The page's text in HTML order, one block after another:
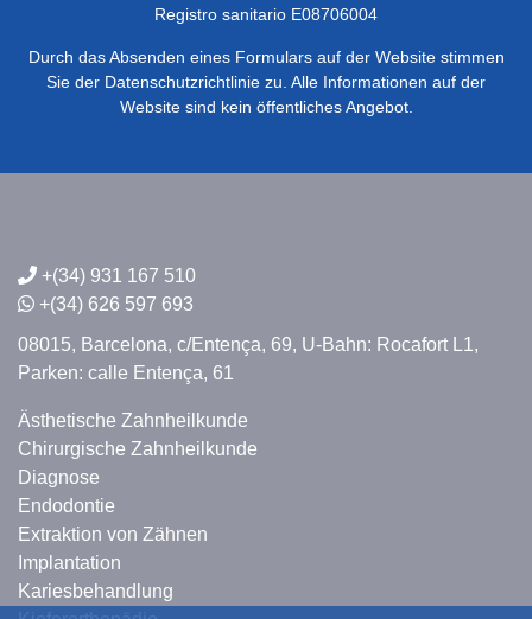
Registro sanitario E08706004
Durch das Absenden eines Formulars auf der Website stimmen
Sie der Datenschutzrichtlinie zu. Alle Informationen auf der
Website sind kein öffentliches Angebot.
+(34) 931 167 510
+(34) 626 597 693
08015, Barcelona, c/Entença, 69, U-Bahn: Rocafort L1,
Parken: calle Entença, 61
Ästhetische Zahnheilkunde
Chirurgische Zahnheilkunde
Diagnose
Endodontie
Extraktion von Zähnen
Implantation
Kariesbehandlung